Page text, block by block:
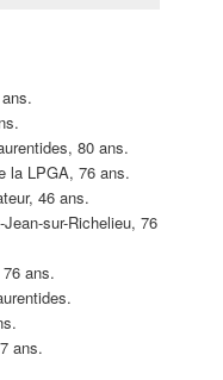
80 ans.
la LPGA, 76 ans.
46 ans.
sur-Richelieu, 76
ans.
ans.